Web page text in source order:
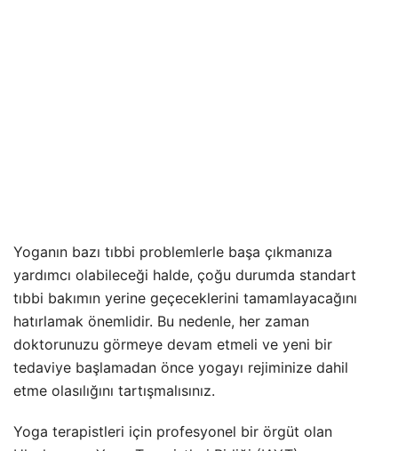
Yoganın bazı tıbbi problemlerle başa çıkmanıza
yardımcı olabileceği halde, çoğu durumda standart
tıbbi bakımın yerine geçeceklerini tamamlayacağını
hatırlamak önemlidir. Bu nedenle, her zaman
doktorunuzu görmeye devam etmeli ve yeni bir
tedaviye başlamadan önce yogayı rejiminize dahil
etme olasılığını tartışmalısınız.
Yoga terapistleri için profesyonel bir örgüt olan